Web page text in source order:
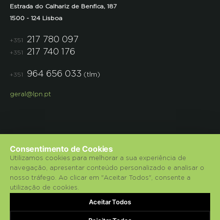
Estrada do Calhariz de Benfica, 187
1500 - 124 Lisboa
+351 217 780 097
+351 217 740 176
+351 964 656 033 (tlm)
geral@lpn.pt
© 2018 Liga para a Protecção da Natureza.
Política de Privacidade
Powered bybluesoft.pt
Consentimento de Cookies
Utilizamos cookies para melhorar a sua experiência de
navegação, apresentar conteúdo personalizado e analisar o
nosso tráfego. Ao clicar em "Aceitar Todos", consente a
utilização de cookies.
Aceitar Todos